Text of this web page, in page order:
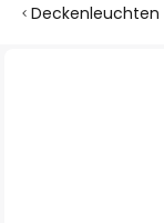
Deckenleuchten